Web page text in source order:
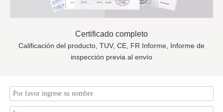
Certificado completo
Calificación del producto, TUV, CE, FR Informe, Informe de
inspección previa al envío